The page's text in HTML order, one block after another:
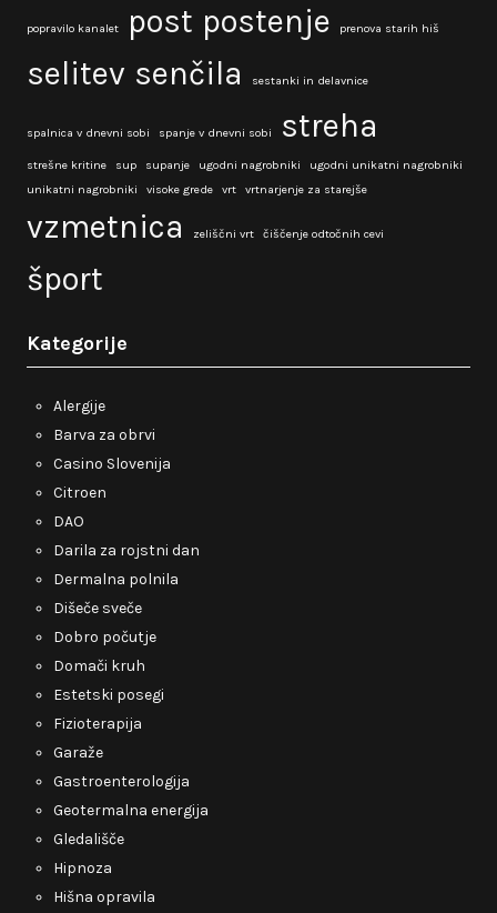
popravilo kanalet post postenje prenova starih hiš
selitev senčila sestanki in delavnice
spalnica v dnevni sobi spanje v dnevni sobi streha
strešne kritine sup supanje ugodni nagrobniki
ugodni unikatni nagrobniki
unikatni nagrobniki
visoke grede vrt vrtnarjenje za starejše
vzmetnica zeliščni vrt čiščenje odtočnih cevi
šport
Kategorije
Alergije
Barva za obrvi
Casino Slovenija
Citroen
DAO
Darila za rojstni dan
Dermalna polnila
Dišeče sveče
Dobro počutje
Domači kruh
Estetski posegi
Fizioterapija
Garaže
Gastroenterologija
Geotermalna energija
Gledališče
Hipnoza
Hišna opravila